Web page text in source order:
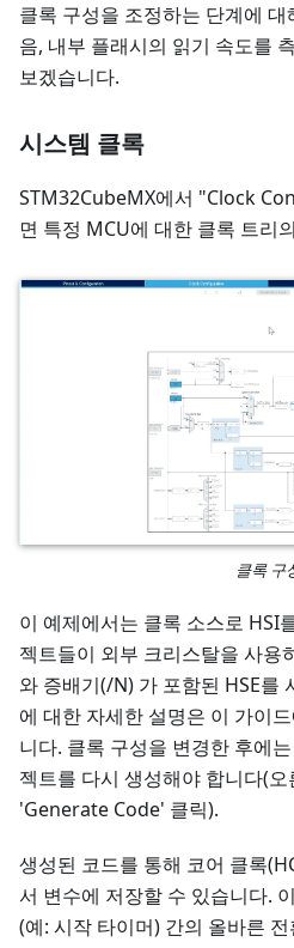
클록 구성을 조정하는 단계에
음, 내부 플래시의 읽기 속도를
보겠습니다.
시스템 클록
STM32CubeMX에서 "Clock
면 특정 MCU에 대한 클록 트리
클록 구
이 예제에서는 클록 소스로 HSI
젝트들이 외부 크리스탈을 사용
와 증배기(/N) 가 포함된 HSE를
에 대한 자세한 설명은 이 가이
니다. 클록 구성을 변경한 후에
젝트를 다시 생성해야 합니다(
'Generate Code' 클릭).
생성된 코드를 통해 코어 클록
서 변수에 저장할 수 있습니다.
(예: 시작 타이머) 간의 올바른